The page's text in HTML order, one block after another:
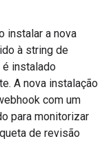
instalar a nova
à string de
é instalado
A nova instalação
com um
para monitorizar
de revisão